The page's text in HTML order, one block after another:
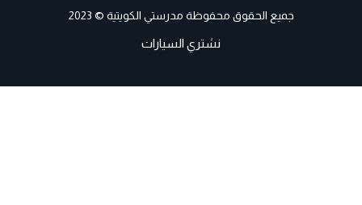
جميع الحقوق محفوظة مدرستي الكويتية © 2023
نشتري السيارات